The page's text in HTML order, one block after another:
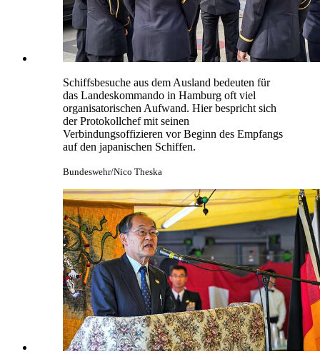
Schiffsbesuche aus dem Ausland bedeuten für
das Landeskommando in Hamburg oft viel
organisatorischen Aufwand. Hier bespricht sich
der Protokollchef mit seinen
Verbindungsoffizieren vor Beginn des Empfangs
auf den japanischen Schiffen.
Bundeswehr/Nico Theska